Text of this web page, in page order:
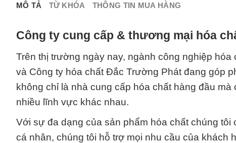
MÔ TẢ TỪ KHÓA THÔNG TIN MUA HÀNG
Công ty cung cấp & thương mại hóa
Trên thị trường ngày nay, ngành công nghiệp
và Công ty hóa chất Đắc Trường Phát đang góp
không chỉ là nhà cung cấp hóa chất hàng đầu
nhiều lĩnh vực khác nhau.
Với sự đa dạng của sản phẩm hóa chất chúng
cá nhân, chúng tôi hỗ trợ mọi nhu cầu của khách